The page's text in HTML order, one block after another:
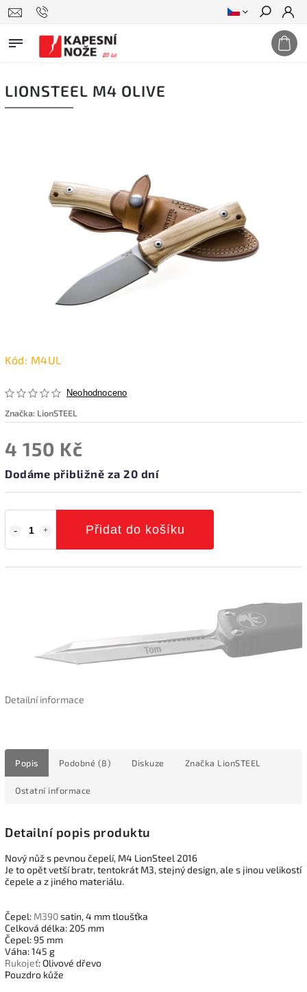
Hledat
LIONSTEEL M4 OLIVE
Kód: M4UL
Neohodnoceno
Značka: LionSTEEL
4 150 Kč
Dodáme přibližně za 20 dní
Přidat do košíku
Detailní informace
Popis Podobné (8) Diskuze Značka LionSTEEL
Ostatní informace
Detailní popis produktu
Nový nůž s pevnou čepelí, M4 LionSteel 2016
Je to opět vetší bratr, tentokrát M3, stejný design, ale s jinou velikostí
čepele a z jiného materiálu.
Čepel: M390satin, 4 mm tloušťka
Celková délka: 205 mm
Čepel: 95 mm
Váha: 145 g
Rukojeť: Olivové dřevo
Pouzdro kůže